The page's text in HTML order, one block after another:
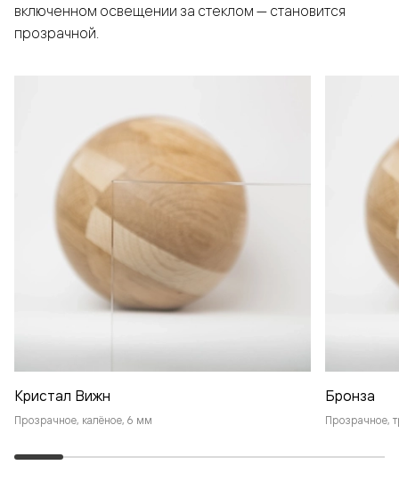
включенном освещении за стеклом — становится
прозрачной.
Кристал Вижн
Прозрачное, калёное, 6 мм
Бронза
Прозрачное,